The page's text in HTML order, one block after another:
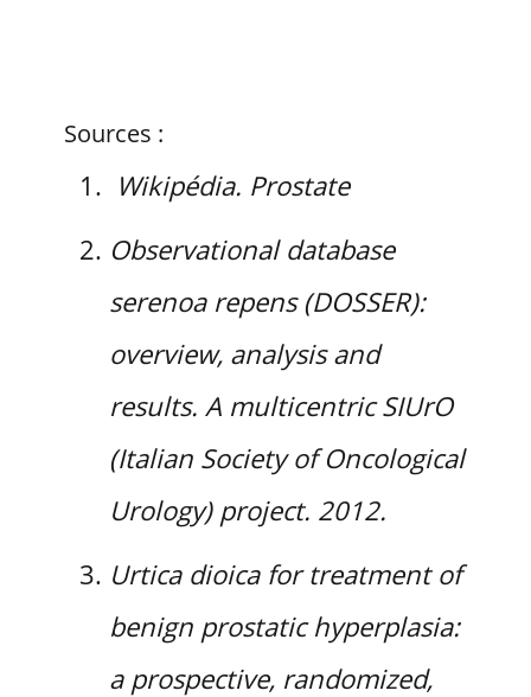
Sources :
Wikipédia. Prostate
Observational database
serenoa repens (DOSSER):
overview, analysis and
results. A multicentric SIUrO
(Italian Society of Oncological
Urology) project. 2012.
Urtica dioica for treatment of
benign prostatic hyperplasia:
a prospective, randomized,